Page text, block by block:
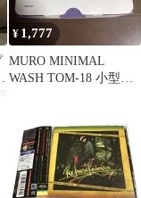
¥ 1,777
MURO MINIMAL
WASH TOM-18 小型洗